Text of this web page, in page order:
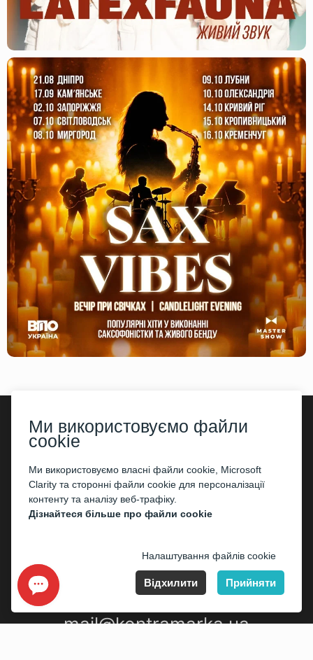
Публічний договір (оферта)
mail@kontramarka.ua
Ми використовуємо файли
cookie
Ми використовуємо власні файли cookie, Microsoft
Clarity та сторонні файли cookie для персоналізації
контенту та аналізу веб-трафіку.
Дізнайтеся більше про файли cookie
Налаштування файлів cookie
Відхилити Прийняти